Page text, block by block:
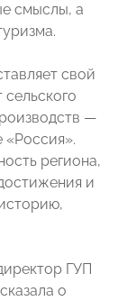
смыслы, а
свой
—
региона,
и
ГУП
о